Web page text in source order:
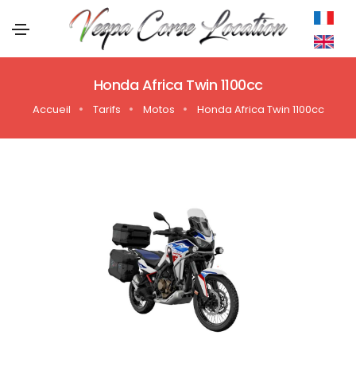
Honda Africa Twin 1100cc
Accueil Tarifs Motos Honda Africa Twin 1100cc